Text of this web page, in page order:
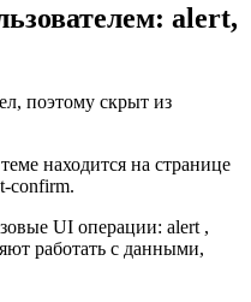
alert,
поэтому скрыт из
находится на странице
confirm.
UI операции: alert ,
работать с данными,